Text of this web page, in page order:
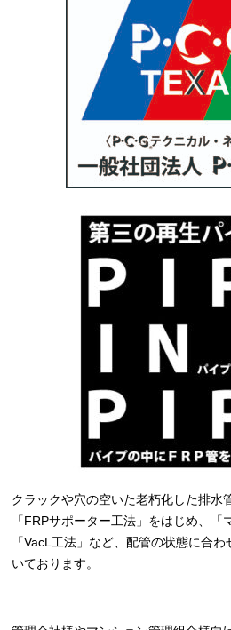
クラックや穴の空いた老朽化した排水
「FRPサポーター工法」をはじめ、「
「VacL工法」など、配管の状態に合
いております。